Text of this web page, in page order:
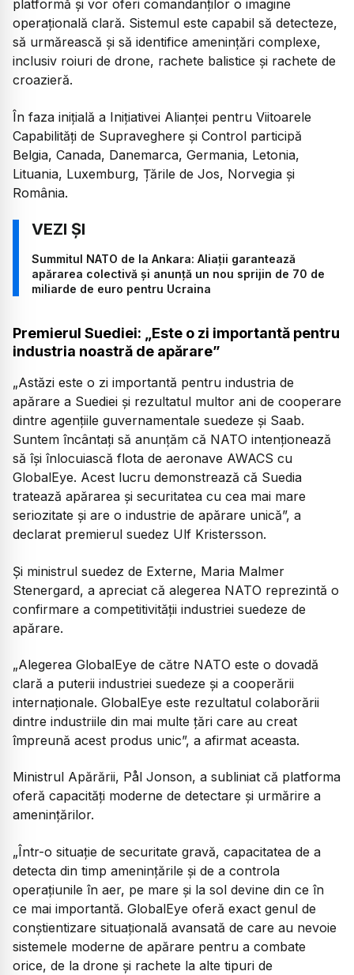
platformă și vor oferi comandanților o imagine
operațională clară. Sistemul este capabil să detecteze,
să urmărească și să identifice amenințări complexe,
inclusiv roiuri de drone, rachete balistice și rachete de
croazieră.
În faza inițială a Inițiativei Alianței pentru Viitoarele
Capabilități de Supraveghere și Control participă
Belgia, Canada, Danemarca, Germania, Letonia,
Lituania, Luxemburg, Țările de Jos, Norvegia și
România.
Summitul NATO de la Ankara: Aliații garantează
apărarea colectivă și anunță un nou sprijin de 70 de
miliarde de euro pentru Ucraina
Premierul Suediei: „Este o zi importantă pentru
industria noastră de apărare”
„Astăzi este o zi importantă pentru industria de
apărare a Suediei și rezultatul multor ani de cooperare
dintre agențiile guvernamentale suedeze și Saab.
Suntem încântați să anunțăm că NATO intenționează
să își înlocuiască flota de aeronave AWACS cu
GlobalEye. Acest lucru demonstrează că Suedia
tratează apărarea și securitatea cu cea mai mare
seriozitate și are o industrie de apărare unică”, a
declarat premierul suedez Ulf Kristersson.
Și ministrul suedez de Externe, Maria Malmer
Stenergard, a apreciat că alegerea NATO reprezintă o
confirmare a competitivității industriei suedeze de
apărare.
„Alegerea GlobalEye de către NATO este o dovadă
clară a puterii industriei suedeze și a cooperării
internaționale. GlobalEye este rezultatul colaborării
dintre industriile din mai multe țări care au creat
împreună acest produs unic”, a afirmat aceasta.
Ministrul Apărării, Pål Jonson, a subliniat că platforma
oferă capacități moderne de detectare și urmărire a
amenințărilor.
„Într-o situație de securitate gravă, capacitatea de a
detecta din timp amenințările și de a controla
operațiunile în aer, pe mare și la sol devine din ce în
ce mai importantă. GlobalEye oferă exact genul de
conștientizare situațională avansată de care au nevoie
sistemele moderne de apărare pentru a combate
orice, de la drone și rachete la alte tipuri de